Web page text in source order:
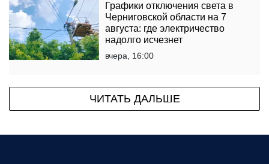
Графики отключения света в
Черниговской области на 7
августа: где электричество
надолго исчезнет
вчера, 16:00
ЧИТАТЬ ДАЛЬШЕ